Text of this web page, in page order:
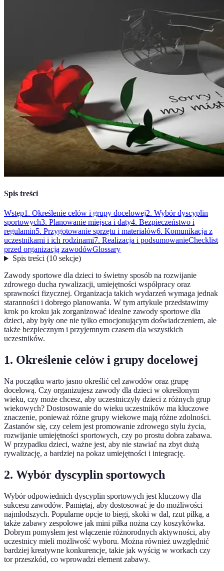
Spis treści
Wstęp1. Określenie celów i grupy docelowej2. Wybór dyscyplin
sportowych3. Planowanie miejsca i daty4. Bezpieczeństwo i
regulamin5. Przygotowanie sprzętu i materiałów6. Komunikacja z
uczestnikami i ich rodzinami7. Realizacja i podsumowanieChecklist
przed organizacją zawodówGlossary
Spis treści(10 sekcje)
Zawody sportowe dla dzieci to świetny sposób na rozwijanie
zdrowego ducha rywalizacji, umiejętności współpracy oraz
sprawności fizycznej. Organizacja takich wydarzeń wymaga jednak
staranności i dobrego planowania. W tym artykule przedstawimy
krok po kroku jak zorganizować idealne zawody sportowe dla
dzieci, aby były one nie tylko emocjonującym doświadczeniem, ale
także bezpiecznym i przyjemnym czasem dla wszystkich
uczestników.
1. Określenie celów i grupy docelowej
Na początku warto jasno określić cel zawodów oraz grupę
docelową. Czy organizujesz zawody dla dzieci w określonym
wieku, czy może chcesz, aby uczestniczyły dzieci z różnych grup
wiekowych? Dostosowanie do wieku uczestników ma kluczowe
znaczenie, ponieważ różne grupy wiekowe mają różne zdolności.
Zastanów się, czy celem jest promowanie zdrowego stylu życia,
rozwijanie umiejętności sportowych, czy po prostu dobra zabawa.
W przypadku dzieci, ważne jest, aby nie stawiać na zbyt dużą
rywalizację, a bardziej na pokaz umiejętności i integrację.
2. Wybór dyscyplin sportowych
Wybór odpowiednich dyscyplin sportowych jest kluczowy dla
sukcesu zawodów. Pamiętaj, aby dostosować je do możliwości
najmłodszych. Popularne opcje to biegi, skoki w dal, rzut piłką, a
także zabawy zespołowe jak mini piłka nożna czy koszykówka.
Dobrym pomysłem jest włączenie różnorodnych aktywności, aby
uczestnicy mieli możliwość wyboru. Można również uwzględnić
bardziej kreatywne konkurencje, takie jak wyścig w workach czy
tor przeszkód, co wprowadzi element zabawy.